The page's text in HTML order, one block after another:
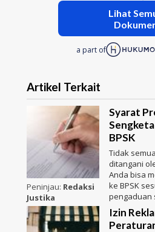
Lihat
a part of
Artikel Terkait
Peninjau: Redaksi
Justika
Syarat
BPSK
Tidak
ditangani
Anda bisa
ke BPSK
pengaduan
Izin